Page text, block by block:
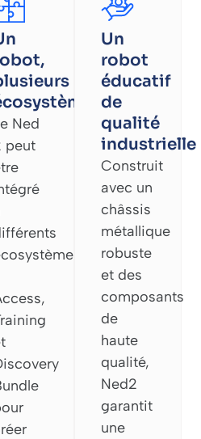
Ned
peut
Un
robot
éducatif
de
qualité
industrielle
Construit
avec un
châssis
métallique
robuste
et des
composants
de
haute
qualité,
Ned2
garantit
une